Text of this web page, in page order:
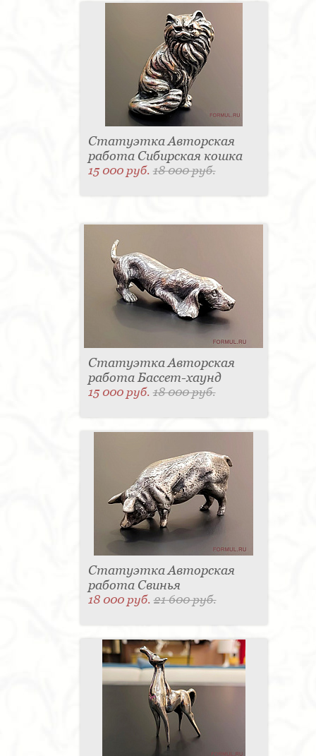
Статуэтка Авторская
работа Сибирская кошка
15 000 руб.18 000 руб.
Статуэтка Авторская
работа Бассет-хаунд
15 000 руб.18 000 руб.
Статуэтка Авторская
работа Свинья
18 000 руб.21 600 руб.